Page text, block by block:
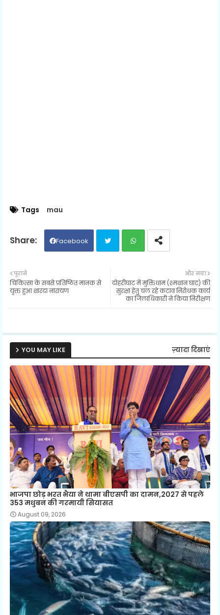
Tags mau
Facebook
ats
और नया
दोहरीघाट में मुक्तिधाम (श्मशान घाट) की
सुरक्षा हेतु चल रहे कटाव निरोधक कार्य
का जिलाधिकारी ने किया निरीक्षण
पुराने
चिकित्सा के सबसे प्रतिष्ठित मानक से
युक्त हुआ शारदा नारायण
YOU MAY LIKE ज़्यादा दिखाएं
भाजपा छोड़ भरत भैया ने थामा बीएसपी का दामन,2027 से पहले
353 मधुबन की गरमायी सियासत
August 09, 2026